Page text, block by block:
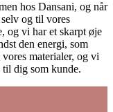
hos Dansani, og når
og til vores
og vi har et skarpt øje
den energi, som
materialer, og vi
dig som kunde.